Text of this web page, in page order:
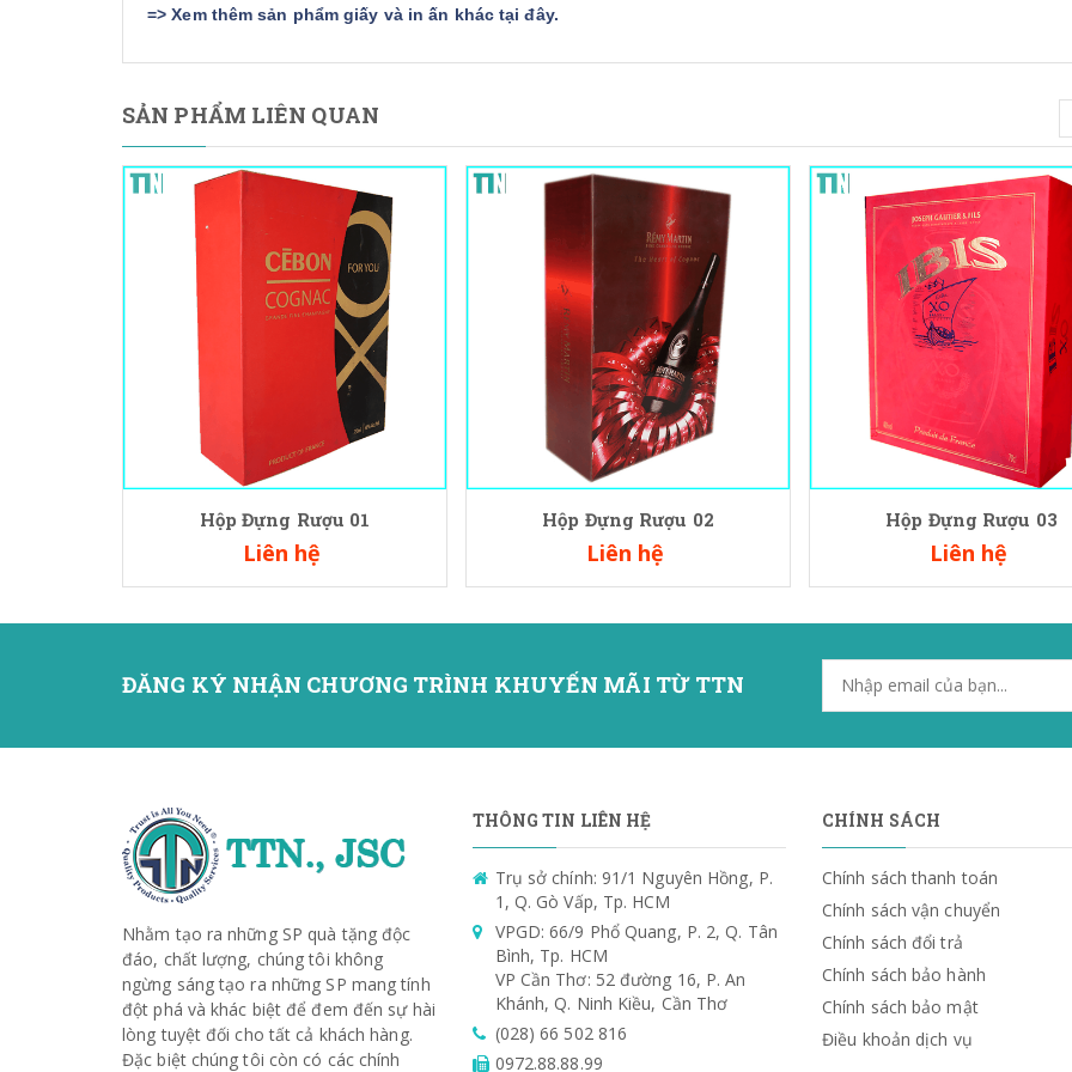
=>Xem thêm sản phẩm giấy và in ấn khác tại đây.
SẢN PHẨM LIÊN QUAN
Hộp Đựng Rượu 01
Liên hệ
Hộp Đựng Rượu 02
Liên hệ
Hộp Đựng Rượu 03
Liên hệ
ĐĂNG KÝ NHẬN CHƯƠNG TRÌNH KHUYẾN MÃI TỪ TTN
Nhằm tạo ra những SP quà tặng độc
đáo, chất lượng, chúng tôi không
ngừng sáng tạo ra những SP mang tính
đột phá và khác biệt để đem đến sự hài
lòng tuyệt đối cho tất cả khách hàng.
Đặc biệt chúng tôi còn có các chính
THÔNG TIN LIÊN HỆ
Trụ sở chính: 91/1 Nguyên Hồng, P.
1, Q. Gò Vấp, Tp. HCM
VPGD: 66/9 Phổ Quang, P. 2, Q. Tân
Bình, Tp. HCM
VP Cần Thơ: 52 đường 16, P. An
Khánh, Q. Ninh Kiều, Cần Thơ
(028) 66 502 816
0972.88.88.99
CHÍNH SÁCH
Chính sách thanh toán
Chính sách vận chuyển
Chính sách đổi trả
Chính sách bảo hành
Chính sách bảo mật
Điều khoản dịch vụ